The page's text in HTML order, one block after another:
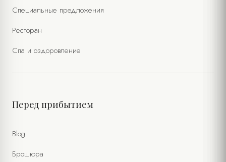
Специальные предложения
Ресторан
Спа и оздоровление
Перед прибытием
Blog
Брошюра